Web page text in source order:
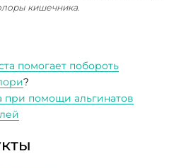
кишечника.
помогает побороть
?
при помощи альгинатов